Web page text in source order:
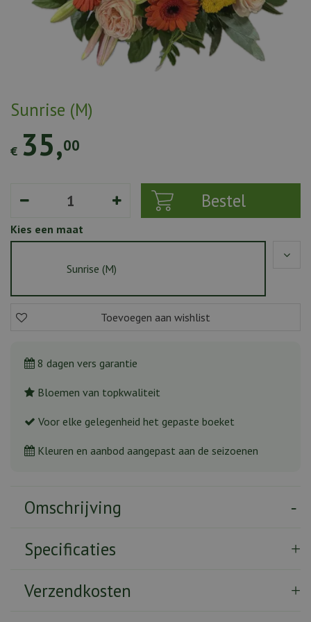
Sunrise (M)
€ 35,00
Kies een maat
Sunrise (M)
8 dagen vers garantie
Bloemen van topkwaliteit
Voor elke gelegenheid het gepaste boeket
Kleuren en aanbod aangepast aan de seizoenen
Omschrijving
Specificaties
Verzendkosten